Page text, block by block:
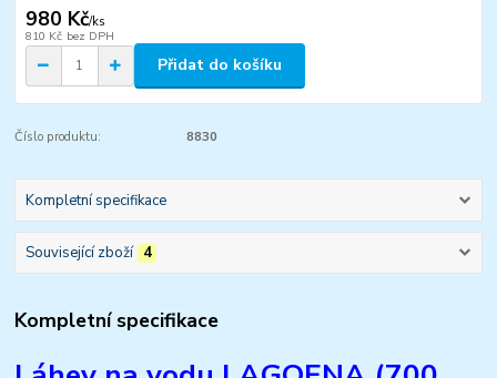
980 Kč/ks
810 Kč bez DPH
Přidat do košíku
Číslo produktu: 8830
Kompletní specifikace
Související zboží 4
Kompletní specifikace